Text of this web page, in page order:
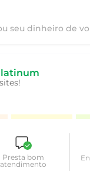
seu dinheiro de
Presta bom
atendimento